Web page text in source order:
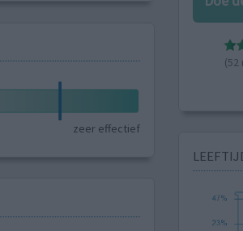
zeer effectief
(52